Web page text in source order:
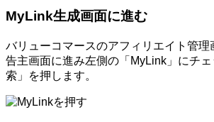
MyLink生成画面に進む
バリューコマースのアフィリエイト管理
告主画面に進み左側の「MyLink」にチ
索」を押します。